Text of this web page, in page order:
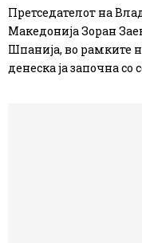
Претседателот на
Македонија Зоран
Шпанија, во рамките
денеска ја започна со